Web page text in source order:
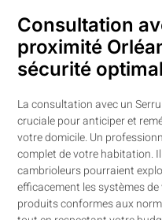
Consultation
proximité
sécurité
La consultation avec un
cruciale pour anticiper et
votre domicile. Un
complet de votre habitation.
cambrioleurs pourraient
efficacement les systèmes
produits conformes aux